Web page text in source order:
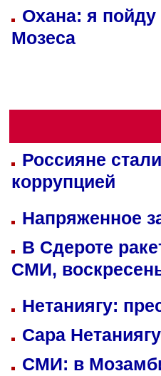
Охана: я пойду
Мозеса
Россияне
коррупцией
Напряженное
В Сдероте
СМИ,
Нетаниягу:
Сара
СМИ: в